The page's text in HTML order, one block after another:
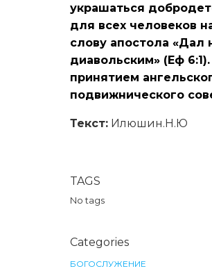
украшаться
для всех человеков
слову апостола «Дал
диавольским» (Еф
принятием
подвижнического
Текст: Илюшин.Н.Ю
TAGS
No tags
Categories
БОГОСЛУЖЕНИЕ